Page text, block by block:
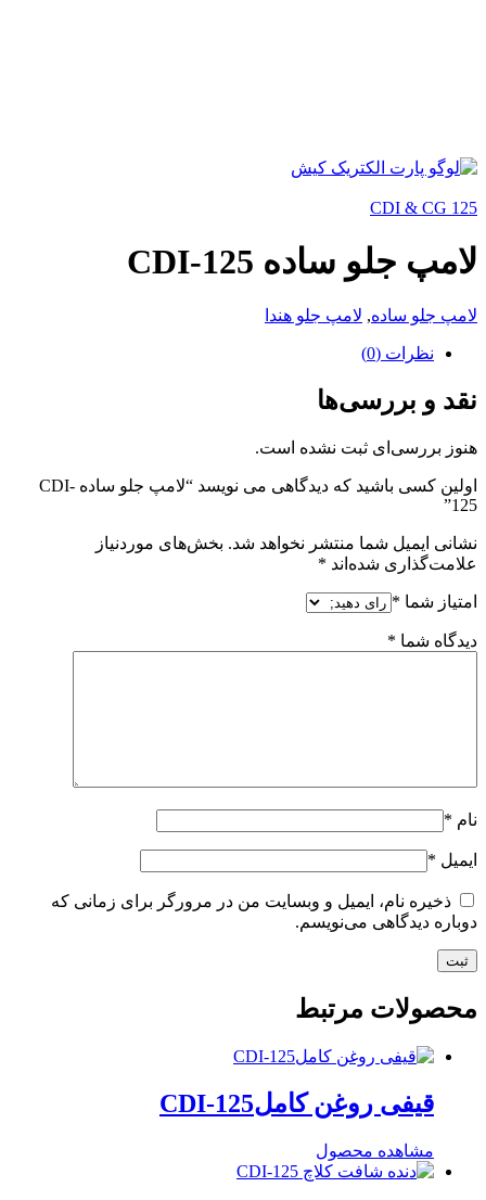
CDI & CG 125
لامپ جلو ساده CDI-125
لامپ جلو ساده, لامپ جلو هندا
نظرات (0)
نقد و بررسی‌ها
هنوز بررسی‌ای ثبت نشده است.
اولین کسی باشید که دیدگاهی می نویسد “لامپ جلو ساده CDI-
125”
نشانی ایمیل شما منتشر نخواهد شد. بخش‌های موردنیاز
علامت‌گذاری شده‌اند *
امتیاز شما *
دیدگاه شما *
نام *
ایمیل *
ذخیره نام، ایمیل و وبسایت من در مرورگر برای زمانی که
دوباره دیدگاهی می‌نویسم.
محصولات مرتبط
قیفی روغن کاملCDI-125
مشاهده محصول